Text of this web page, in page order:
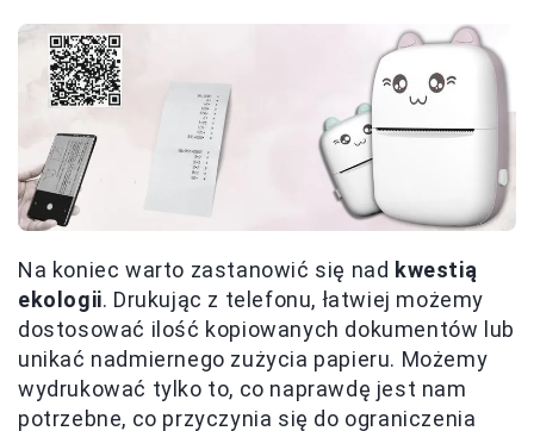
Na koniec warto zastanowić się nad kwestią
ekologii. Drukując z telefonu, łatwiej możemy
dostosować ilość kopiowanych dokumentów lub
unikać nadmiernego zużycia papieru. Możemy
wydrukować tylko to, co naprawdę jest nam
potrzebne, co przyczynia się do ograniczenia